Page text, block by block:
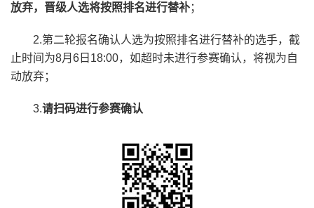
放弃，晋级人选将按照排名进行替补；
2.第二轮报名确认人选为按照排名进行替补的选手，截
止时间为8月6日18:00，如超时未进行参赛确认，将视为自
动放弃；
3.请扫码进行参赛确认